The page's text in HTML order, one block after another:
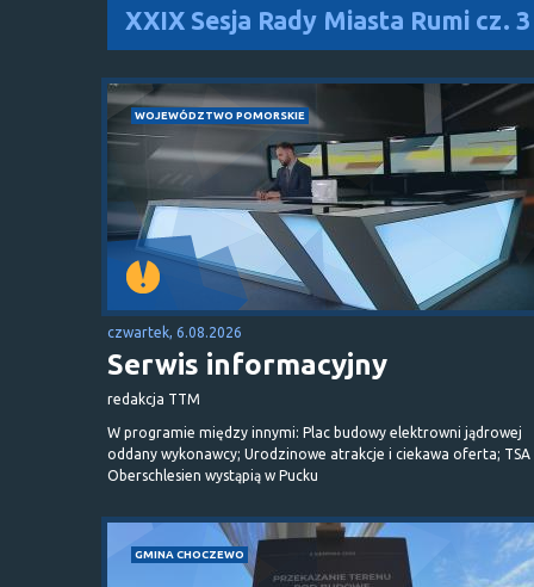
XXIX Sesja Rady Miasta Rumi cz. 3
WOJEWÓDZTWO POMORSKIE
czwartek, 6.08.2026
Serwis informacyjny
redakcja TTM
W programie między innymi: Plac budowy elektrowni jądrowej
oddany wykonawcy; Urodzinowe atrakcje i ciekawa oferta; TSA
Oberschlesien wystąpią w Pucku
GMINA CHOCZEWO